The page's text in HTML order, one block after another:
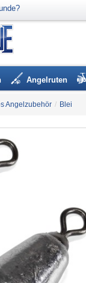
Angelruten
Angelzubehör / Blei